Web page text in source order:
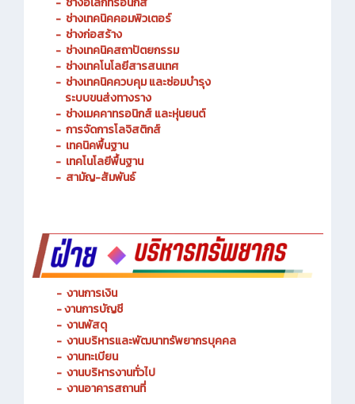
- ช่างไฟฟ้ากำลัง
- ช่างอิเล็กทรอนิกส์
- ช่างเทคนิคคอมพิวเตอร์
- ช่างก่อสร้าง
- ช่างเทคนิคสถาปัตยกรรม
- ช่างเทคโนโลยีสารสนเทศ
ช่างเทคนิคควบคุม และซ่อมบำรุง
ระบบขนส่งทางราง
- ช่างเมคคาทรอนิกส์ และหุ่นยนต์
- การจัดการโลจิสติกส์
- เทคนิคพื้นฐาน
- เทคโนโลยีพื้นฐาน
-งานการเงิน
- งานการบัญชี
- งานพัสดุ
- งานบริหารและพัฒนาทรัพยากรบุคคล
- งานทะเบียน
- งานบริหารงานทั่วไป